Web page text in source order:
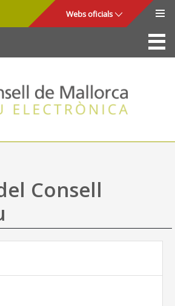
Webs oficials
La Seu
Consell de Mallorca
Accés i seguretat
Utilitats
Ajuda
Consell